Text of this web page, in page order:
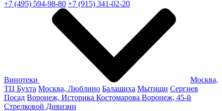
+7 (495) 594-98-80 +7 (915) 341-02-20
Винотеки
Москва,
ТЦ Бухта Москва, Люблино Балашиха Мытищи Сергиев
Посад Воронеж, Историка Костомарова Воронеж, 45-й
Стрелковой Дивизии